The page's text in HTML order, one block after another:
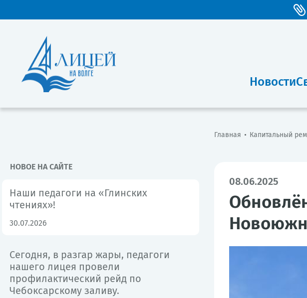
Новости
Главная Капитальный
НОВОЕ НА САЙТЕ
Наши педагоги на «Глинских
чтениях»!
30.07.2026
Сегодня, в разгар жары, педагоги
нашего лицея провели
профилактический рейд по
Чебоксарскому заливу.
08.06.2025